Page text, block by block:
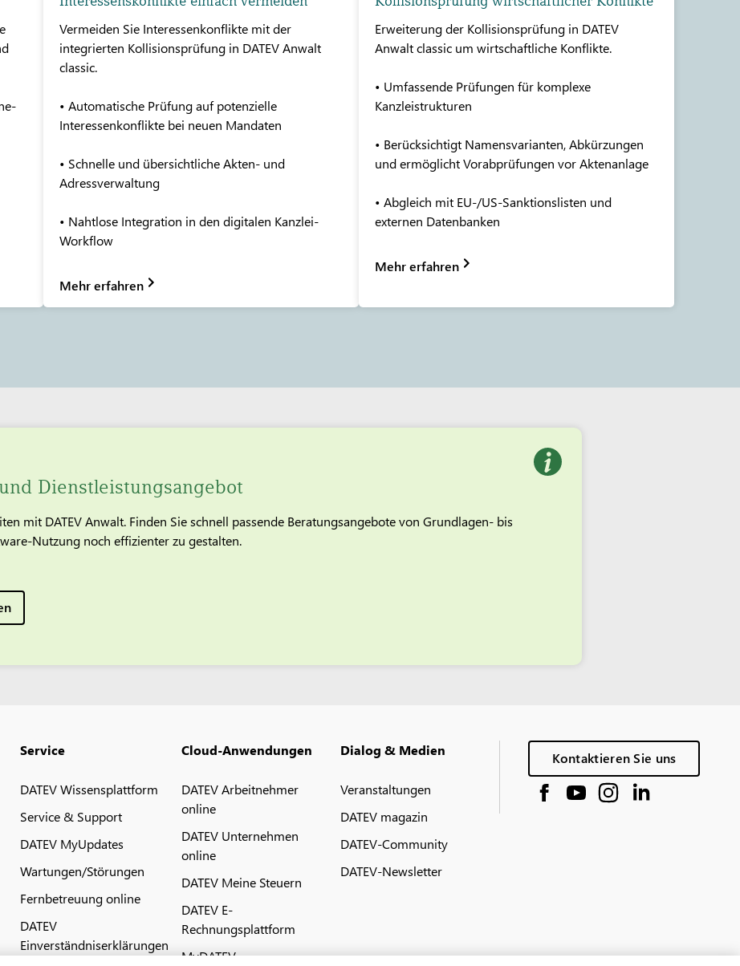
Vermeiden Sie Interessenkonflikte mit der
integrierten Kollisionsprüfung in DATEV Anwalt
classic.
• Automatische Prüfung auf potenzielle
Interessenkonflikte bei neuen Mandaten
• Schnelle und übersichtliche Akten- und
Adressverwaltung
• Nahtlose Integration in den digitalen Kanzlei-
Workflow
Mehr erfahren
Erweiterung der Kollisionsprüfung in DATEV
Anwalt classic um wirtschaftliche Konflikte.
• Umfassende Prüfungen für komplexe
Kanzleistrukturen
• Berücksichtigt Namensvarianten, Abkürzungen
und ermöglicht Vorabprüfungen vor Aktenanlage
• Abgleich mit EU-/US-Sanktionslisten und
externen Datenbanken
Mehr erfahren
Dienstleistungsangebot
mit DATEV Anwalt. Finden Sie schnell passende Beratungsangebote von Grundlagen- bis
Nutzung noch effizienter zu gestalten.
Service
DATEV Wissensplattform
Service & Support
DATEV MyUpdates
Wartungen/Störungen
Fernbetreuung online
DATEV
Einverständniserklärungen
Cloud-Anwendungen
DATEV Arbeitnehmer
online
DATEV Unternehmen
online
DATEV Meine Steuern
DATEV E-
Rechnungsplattform
MyDATEV
Dialog & Medien
Veranstaltungen
DATEV magazin
DATEV-Community
DATEV-Newsletter
Kontaktieren Sie uns